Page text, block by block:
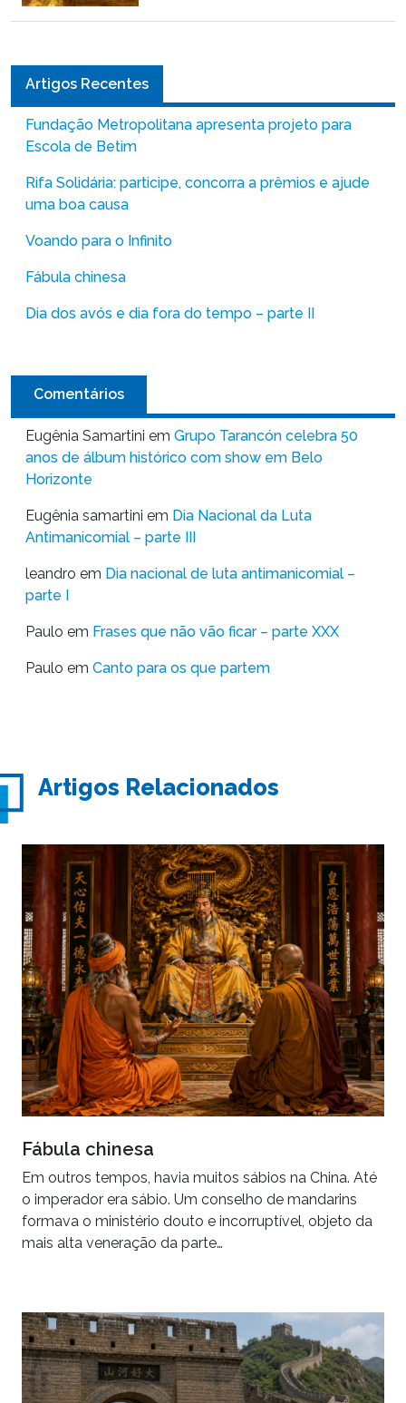
Artigos Recentes
Fundação Metropolitana apresenta projeto para
Escola de Betim
Rifa Solidária: participe, concorra a prêmios e ajude
uma boa causa
Voando para o Infinito
Fábula chinesa
Dia dos avós e dia fora do tempo – parte II
Comentários
Eugênia Samartini em Grupo Tarancón celebra 50
anos de álbum histórico com show em Belo
Horizonte
Eugênia samartini em Dia Nacional da Luta
Antimanicomial – parte III
leandro em Dia nacional de luta antimanicomial –
parte I
Paulo em Frases que não vão ficar – parte XXX
Paulo em Canto para os que partem
Artigos Relacionados
Fábula chinesa
Em outros tempos, havia muitos sábios na China. Até
o imperador era sábio. Um conselho de mandarins
formava o ministério douto e incorruptível, objeto da
mais alta veneração da parte…